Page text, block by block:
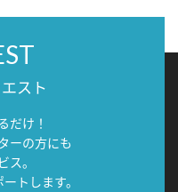
スト
だけ！
ーの方にも
ス。
トします。